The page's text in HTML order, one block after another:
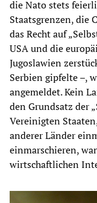
die Nato stets
Staatsgrenzen, die
das Recht auf
USA und die
Jugoslawien
Serbien gipfelte –,
angemeldet. Kein
den Grundsatz der
Vereinigten
anderer Länder
einmarschieren,
wirtschaftlichen